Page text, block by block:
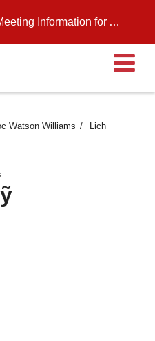
for August 11, 2026
Watson Williams
Lịch